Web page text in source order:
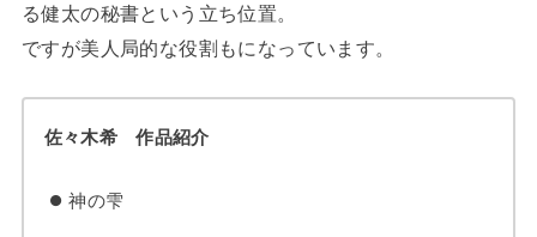
る健太の秘書という立ち位置。
ですが美人局的な役割もになっています。
佐々木希 作品紹介
神の雫